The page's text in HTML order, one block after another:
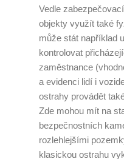
Vedle
objekty využít také
může stát například
kontrolovat
zaměstnance
a evidenci lidí i
ostrahy provádět
Zde mohou mít na
bezpečnostních
rozlehlejšími
klasickou ostrahu